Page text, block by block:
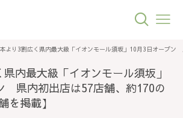
より3割広く県内最大級「イオンモール須坂」10月3日オープ
内最大級「イオンモール須坂」
県内初出店は57店舗、約170の
を掲載】